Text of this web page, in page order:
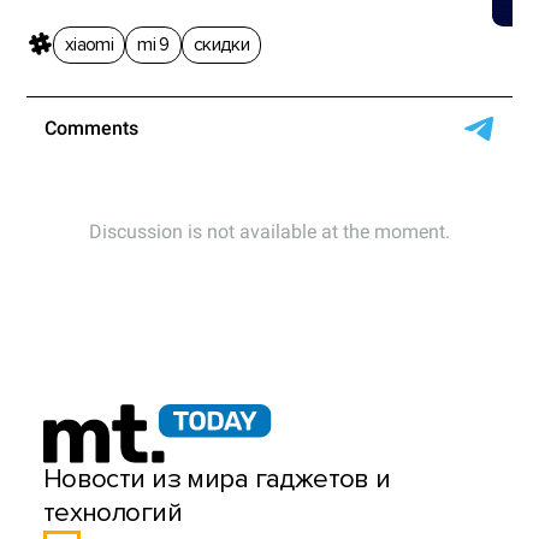
xiaomi mi 9 скидки
Новости из мира гаджетов и
технологий